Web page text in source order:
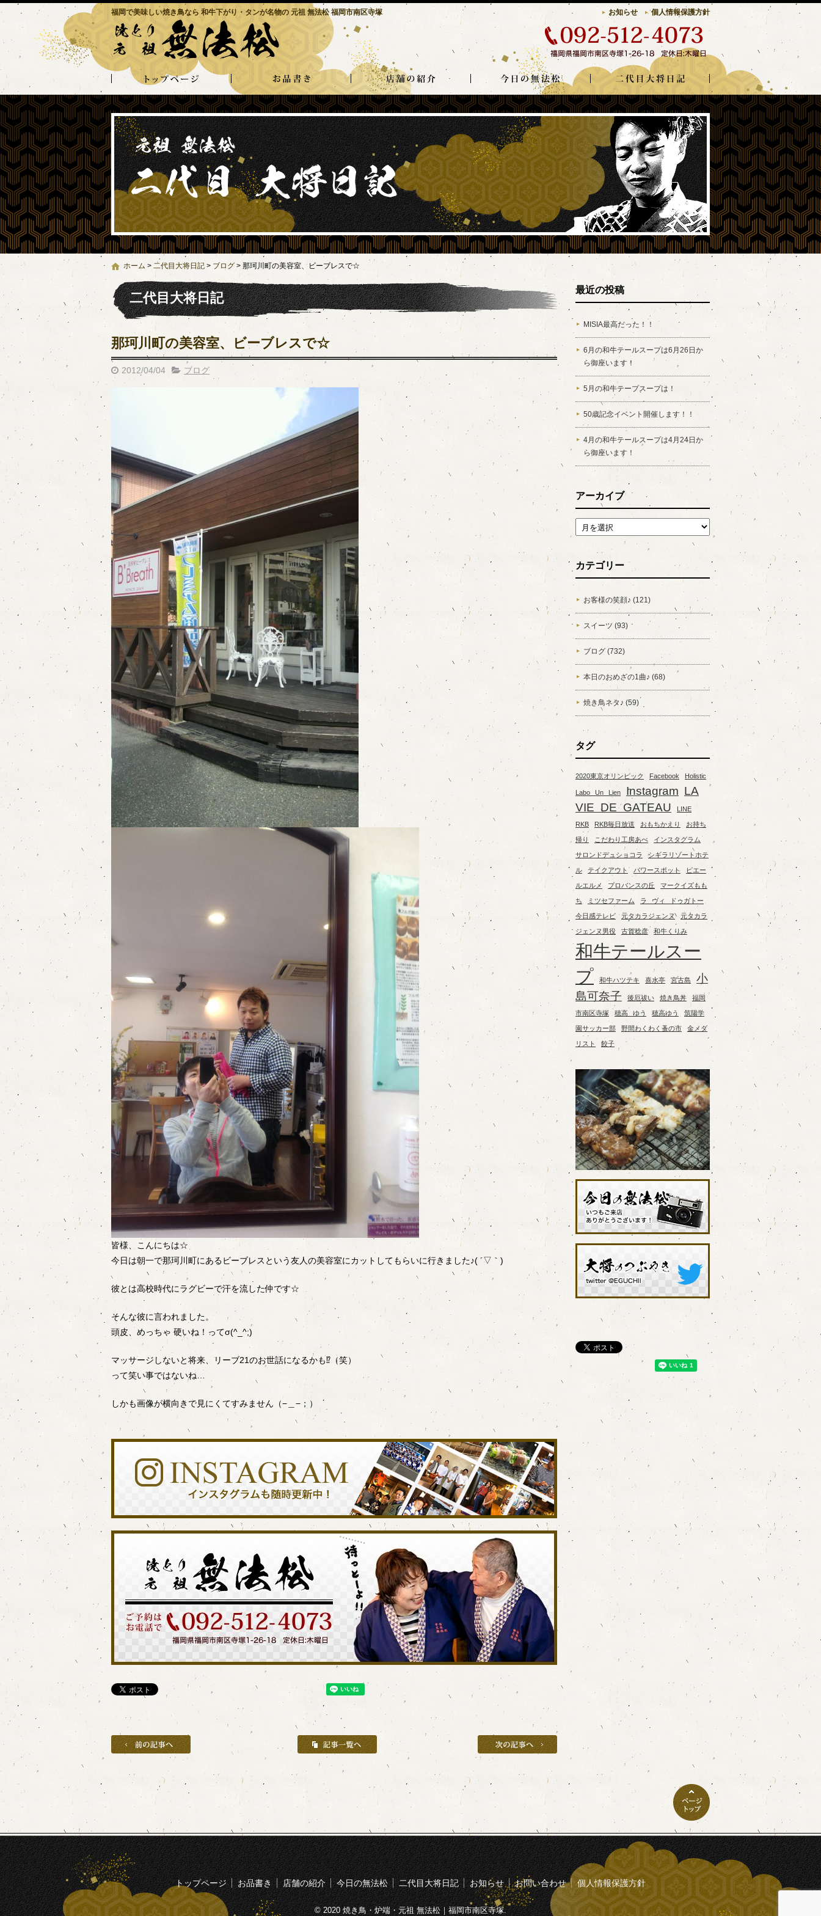
福岡で美味しい焼き鳥なら 和牛下がり・タンが名物の 元祖 無法松 福岡市南区寺塚 お知らせ 個人情報保護方針
ホーム > 二代目大将日記 > ブログ > 那珂川町の美容室、ビーブレスで☆
二代目大将日記
那珂川町の美容室、ビーブレスで☆
2012/04/04 ブログ
皆様、こんにちは☆
今日は朝一で那珂川町にあるビーブレスという友人の美容室にカットしてもらいに行きました♪( ´▽｀)
彼とは高校時代にラグビーで汗を流した仲です☆
そんな彼に言われました。
頭皮、めっちゃ 硬いね！ってσ(^_^;)
マッサージしないと将来、リーブ21のお世話になるかも⁉（笑）
って笑い事ではないね…
しかも画像が横向きで見にくてすみません（−＿−；）
最近の投稿
MISIA最高だった！！
6月の和牛テールスープは6月26日か
ら御座います！
5月の和牛テープスープは！
50歳記念イベント開催します！！
4月の和牛テールスープは4月24日か
ら御座います！
アーカイブ
アーカイブ
カテゴリー
お客様の笑顔♪ (121)
スイーツ (93)
ブログ (732)
本日のおめざの1曲♪ (68)
焼き鳥ネタ♪ (59)
タグ
2020東京オリンピック Facebook Holistic
Labo Un Lien Instagram LA
VIE DE GATEAU
LINE
RKB RKB毎日放送 おもちかえり お持ち
帰り こだわり工房あべ インスタグラム
サロンドデュショコラ シギラリゾートホテ
ル テイクアウト パワースポット ピエー
ルエルメ プロバンスの丘 マークイズもも
ち ミツセファーム ラ ヴィ ドゥガトー
今日感テレビ 元タカラジェンヌ 元タカラ
ジェンヌ男役 古賀稔彦 和牛くりみ
和牛テールスー
プ
和牛ハツテキ 喜水亭 宮古島
小
島可奈子
後厄祓い 焼き鳥丼 福岡
市南区寺塚 穂高 ゆう 穂高ゆう 筑陽学
園サッカー部 野間わくわく蚤の市 金メダ
リスト 餃子
トップページ お品書き 店舗の紹介 今日の無法松 二代目大将日記 お知らせ お問い合わせ 個人情報保護方針
© 2020 焼き鳥・炉端・元祖 無法松｜福岡市南区寺塚.